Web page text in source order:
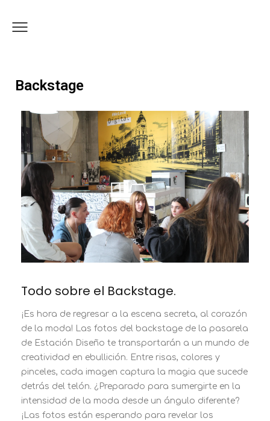
Backstage
Todo sobre el Backstage.
¡Es hora de regresar a la escena secreta, al corazón
de la moda! Las fotos del backstage de la pasarela
de Estación Diseño te transportarán a un mundo de
creatividad en ebullición. Entre risas, colores y
pinceles, cada imagen captura la magia que sucede
detrás del telón. ¿Preparado para sumergirte en la
intensidad de la moda desde un ángulo diferente?
¡Las fotos están esperando para revelar los